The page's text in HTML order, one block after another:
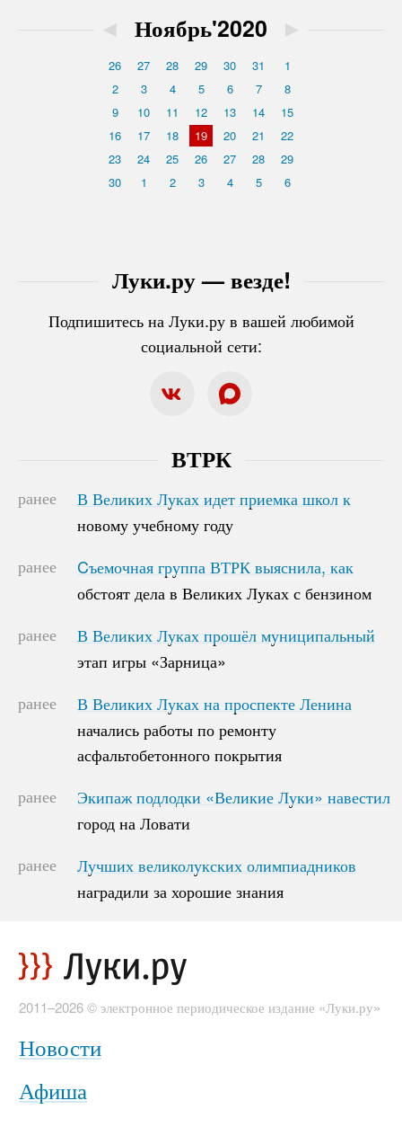
Луки.ру — везде!
Подпишитесь на Луки.ру в вашей любимой
социальной сети:
◄ Ноябрь'2020 ►
26 27 28 29 30 31
1
2
3 4 5 6 7
8
9
10 11 12 13 14
15
16
17 18 19 20 21
22
23
24 25 26 27 28
29
30
1 2 3 4 5 6
ВТРК
ранее
В Великих Луках идет приемка школ к
новому учебному году
В Великих Луках идет приемка школ к
новому учебному году
ранее
Cъемочная группа ВТРК выяснила, как
обстоят дела в Великих Луках с бензином
Cъемочная группа ВТРК выяснила, как
обстоят дела в Великих Луках с бензином
ранее
В Великих Луках прошёл муниципальный
этап игры «Зарница»
В Великих Луках прошёл муниципальный
этап игры «Зарница»
ранее
В Великих Луках на проспекте Ленина
начались работы по ремонту
асфальтобетонного покрытия
В Великих Луках на проспекте Ленина
начались работы по ремонту
асфальтобетонного покрытия
ранее
Экипаж подлодки «Великие Луки» навестил
город на Ловати
Экипаж подлодки «Великие Луки» навестил
город на Ловати
ранее
Лучших великолукских олимпиадников
наградили за хорошие знания
Лучших великолукских олимпиадников
наградили за хорошие знания
2011–2026 © электронное периодическое издание «Луки.ру»
Новости
Афиша